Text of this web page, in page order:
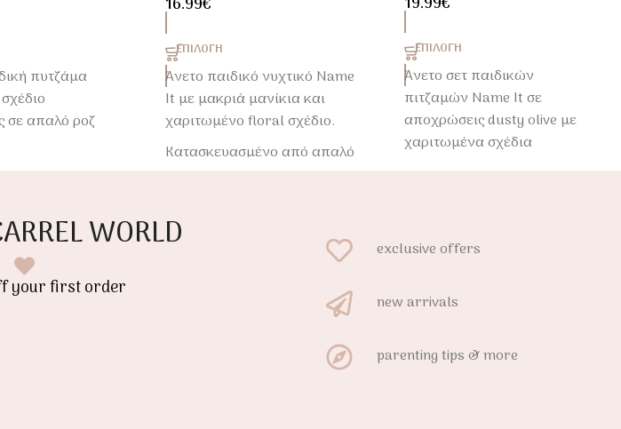
πυτζάμα
σε απαλό ροζ
μαλακό
jersey που
και
όλη τη
16.99€
ΕΠΙΛΟΓΉ
Άνετο παιδικό νυχτικό Name
It με μακριά μανίκια και
χαριτωμένο floral σχέδιο.
Κατασκευασμένο από απαλό
ξεκούραστο ύπνο.
19.99€
ΕΠΙΛΟΓΉ
Άνετο σετ παιδικών
πιτζαμών Name It σε
αποχρώσεις dusty olive με
χαριτωμένα σχέδια
ελαστικότητα για άνετο και
WORLD
your first order
exclusive offers
new arrivals
parenting tips & more